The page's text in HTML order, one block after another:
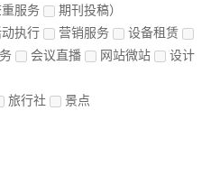
服务
期刊投稿）
执行 营销服务
设备租赁
会议直播 网站微站
设计
旅行社
景点